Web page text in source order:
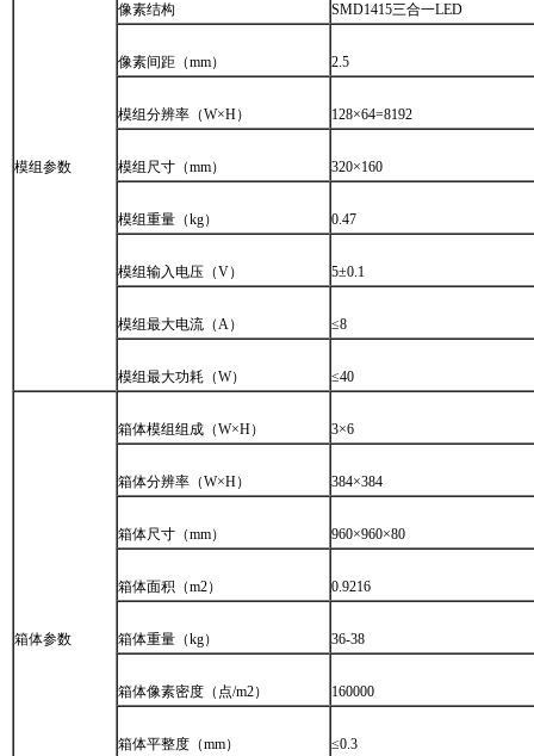
模组参数
像素结构 SMD1415三合一LED
像素间距（mm） 2.5
模组分辨率（W×H） 128×64=8192
模组尺寸（mm） 320×160
模组重量（kg） 0.47
模组输入电压（V） 5±0.1
模组最大电流（A） ≤8
模组最大功耗（W） ≤40
箱体参数
箱体模组组成（W×H） 3×6
箱体分辨率（W×H） 384×384
箱体尺寸（mm） 960×960×80
箱体面积（m2） 0.9216
箱体重量（kg） 36-38
箱体像素密度（点/m2） 160000
箱体平整度（mm） ≤0.3